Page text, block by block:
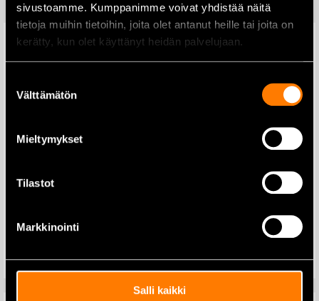
sivustoamme. Kumppanimme voivat yhdistää näitä
tietoja muihin tietoihin, joita olet antanut heille tai joita on
kerätty, kun olet käyttänyt heidän palvelujaan.
valinta
Välttämätön
Mieltymykset
Tilastot
Markkinointi
Salli kaikki
Magna 2500 LED-työvalo
29,90
Lisää ostoskoriin
X-1R Metallinhoitoaine 250 ml
Lisää ostoskoriin